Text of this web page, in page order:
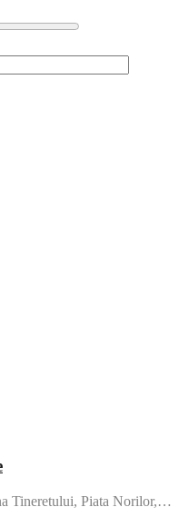
Tineretului, Piata Norilor,…